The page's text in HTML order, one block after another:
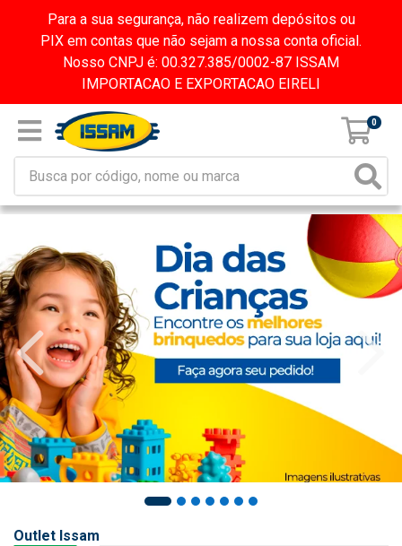
Para a sua segurança, não realizem depósitos ou
PIX em contas que não sejam a nossa conta oficial.
Nosso CNPJ é: 00.327.385/0002-87 ISSAM
IMPORTACAO E EXPORTACAO EIRELI
0
Outlet Issam